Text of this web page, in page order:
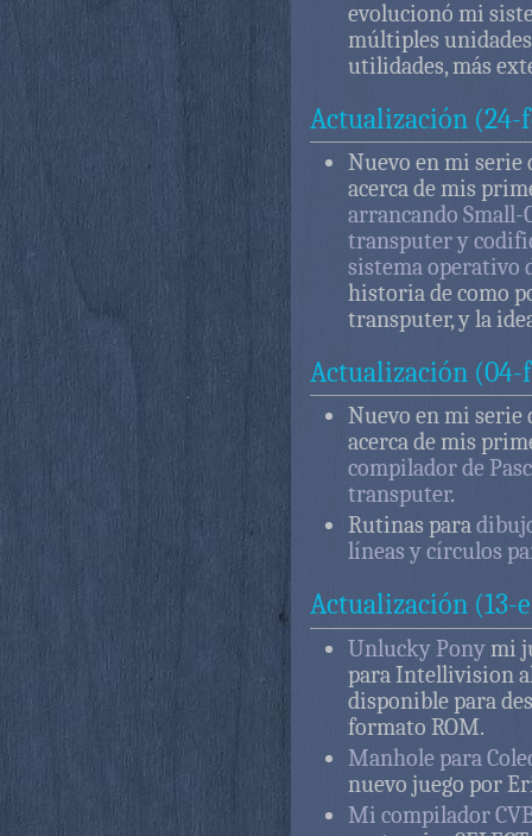
evolucionó mi
múltiples
utilidades, más
Actualización (24-
Nuevo en mi serie
acerca de mis
arrancando Small-
transputer y
sistema operativo
historia de como
transputer, y la
Actualización (04-
Nuevo en mi serie
acerca de mis
compilador de
transputer.
Rutinas para
líneas y círculos
Actualización (13-
Unlucky Pony mi
para Intellivision
disponible para
formato ROM.
Manhole para
nuevo juego por
Mi compilador